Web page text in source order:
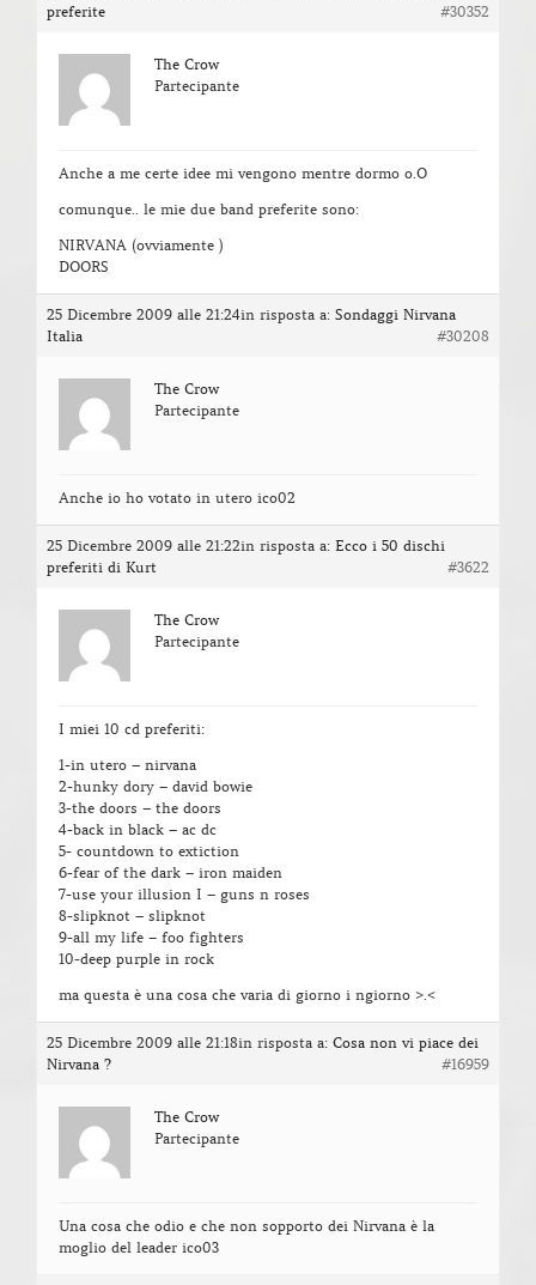
preferite
#30352
The Crow
Partecipante
Anche a me certe idee mi vengono mentre dormo o.O
comunque.. le mie due band preferite sono:
NIRVANA (ovviamente )
DOORS
25 Dicembre 2009 alle 21:24in risposta a: Sondaggi Nirvana
Italia
#30208
The Crow
Partecipante
Anche io ho votato in utero ico02
25 Dicembre 2009 alle 21:22in risposta a: Ecco i 50 dischi
preferiti di Kurt
#3622
The Crow
Partecipante
I miei 10 cd preferiti:
1-in utero – nirvana
2-hunky dory – david bowie
3-the doors – the doors
4-back in black – ac dc
5- countdown to extiction
6-fear of the dark – iron maiden
7-use your illusion I – guns n roses
8-slipknot – slipknot
9-all my life – foo fighters
10-deep purple in rock
ma questa è una cosa che varia di giorno i ngiorno >.<
25 Dicembre 2009 alle 21:18in risposta a: Cosa non vi piace dei
Nirvana ?
#16959
The Crow
Partecipante
Una cosa che odio e che non sopporto dei Nirvana è la
moglio del leader ico03